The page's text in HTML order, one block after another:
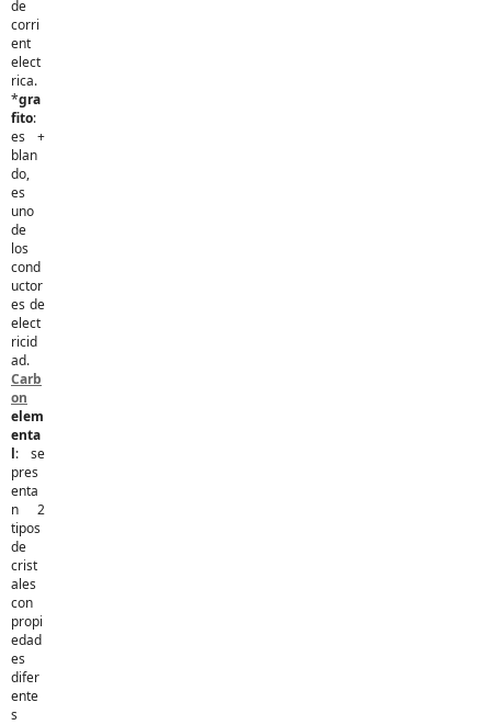
de
corri
ent
elect
rica.
*gra
fito:
es +
blan
do,
es
uno
de
los
cond
uctor
es de
elect
ricid
ad.
Carb
on
elem
enta
l: se
pres
enta
n 2
tipos
de
crist
ales
con
propi
edad
es
difer
ente
s